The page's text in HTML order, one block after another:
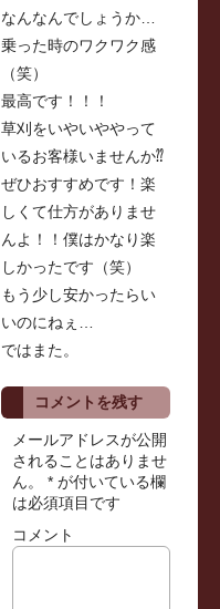
なんなんでしょうか…
乗った時のワクワク感
（笑）
最高です！！！
草刈をいやいややって
いるお客様いませんか⁇
ぜひおすすめです！楽
しくて仕方がありませ
んよ！！僕はかなり楽
しかったです（笑）
もう少し安かったらい
いのにねぇ…
ではまた。
コメントを残す
メールアドレスが公開
されることはありませ
ん。
* が付いている欄
は必須項目です
コメント